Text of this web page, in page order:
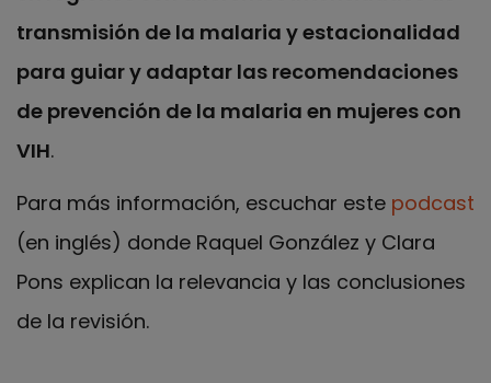
transmisión de la malaria y estacionalidad
para guiar y adaptar las recomendaciones
de prevención de la malaria en mujeres con
VIH.
Para más información, escuchar este podcast
(en inglés) donde Raquel González y Clara
Pons explican la relevancia y las conclusiones
de la revisión.